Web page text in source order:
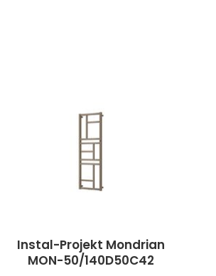
Instal-Projekt Mondrian
MON-50/140D50C42